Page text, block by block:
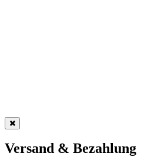
Versand & Bezahlung